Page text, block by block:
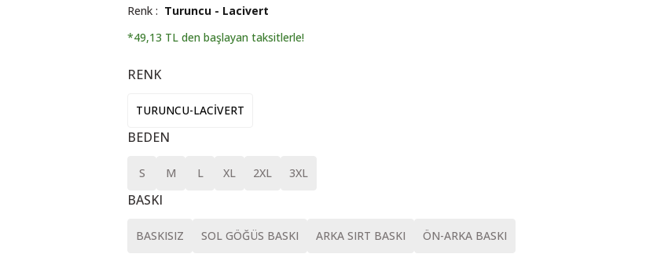
Renk
Turuncu - Lacivert
*49,13 TL den başlayan taksitlerle!
RENK
TURUNCU-LACİVERT
BEDEN
S M L XL 2XL 3XL
BASKI
BASKISIZ SOL GÖĞÜS BASKI ARKA SIRT BASKI ÖN-ARKA BASKI